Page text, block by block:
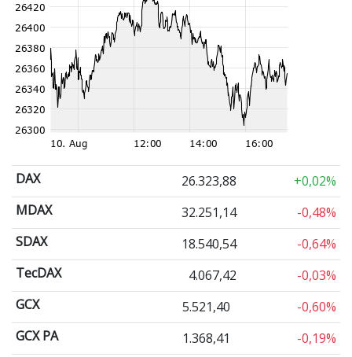
DAX 26.323,88
+0,02%
MDAX
32.251,14
-0,48%
SDAX
18.540,54
-0,64%
TecDAX
4.067,42
-0,03%
GCX
5.521,40
-0,60%
GCX PA
1.368,41
-0,19%